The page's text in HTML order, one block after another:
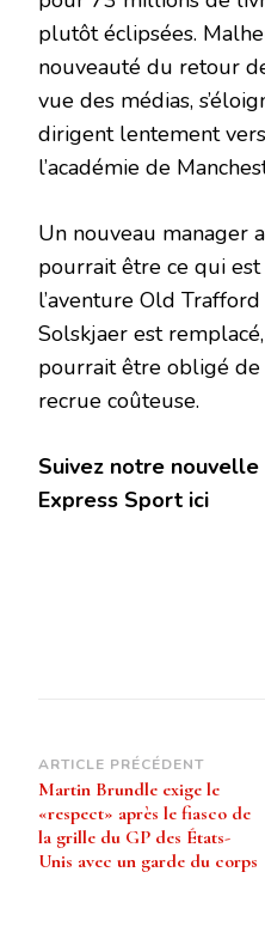
plutôt éclipsées.
nouveauté du retour
vue des médias,
dirigent lentement
l’académie de
Un nouveau manager
pourrait être ce qui
l’aventure Old
Solskjaer est
pourrait être obligé
recrue coûteuse.
Suivez notre
Express Sport ici
Navigation
d’article
ARTICLE PRÉCÉDENT
Martin Brundle exige le
«respect» après le fiasco de
la grille du GP des États-
Unis avec un garde du corps